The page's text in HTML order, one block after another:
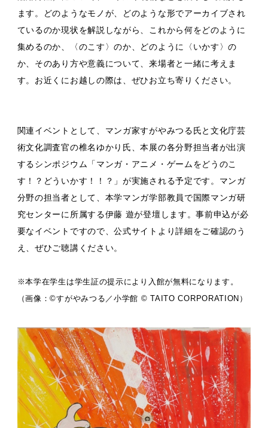
ます。どのようなモノが、どのような形でアーカイブされ
ているのか現状を解説しながら、これから何をどのように
集めるのか、〈のこす〉のか、どのように〈いかす〉の
か、そのあり方や意義について、来場者と一緒に考えま
す。お近くにお越しの際は、ぜひお立ち寄りください。
関連イベントとして、マンガ家すがやみつる氏と文化庁芸
術文化調査官の椎名ゆかり氏、本展の各分野担当者が出演
するシンポジウム「マンガ・アニメ・ゲームをどうのこ
す！？どういかす！！？」が実施される予定です。マンガ
分野の担当者として、本学マンガ学部教員で国際マンガ研
究センターに所属する伊藤 遊が登壇します。事前申込が必
要なイベントですので、公式サイトより詳細をご確認のう
え、ぜひご聴講ください。
※本学在学生は学生証の提示により入館が無料になります。
（画像：©すがやみつる／小学館 © TAITO CORPORATION）